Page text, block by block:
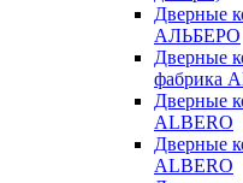
Дверные
АЛЬБЕРО
Дверные
фабрика
Дверные
ALBERO
Дверные
ALBERO